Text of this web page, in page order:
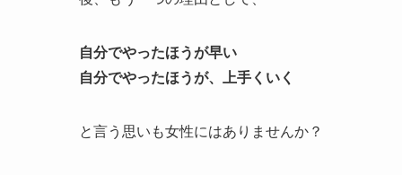
自分でやったほうが早い
自分でやったほうが、上手くいく
と言う思いも女性にはありませんか？